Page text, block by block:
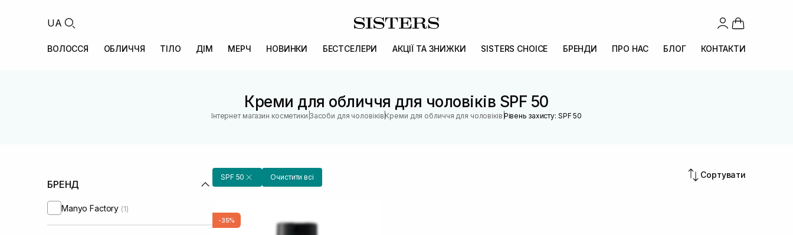
UA
ВОЛОССЯ ОБЛИЧЧЯ ТІЛО ДІМ МЕРЧ НОВИНКИ БЕСТСЕЛЕРИ АКЦІЇ ТА ЗНИЖКИ SISTERS CHOICE БРЕНДИ ПРО НАС БЛОГ КОНТАКТИ
Креми для обличчя для чоловіків SPF 50
Інтернет магазин косметики |Засоби для чоловіків |Креми для обличчя для чоловіків |Рівень захисту: SPF 50
БРЕНД
Manyo Factory (1)
SPF 50 Очистити всі Сортувати
-35%